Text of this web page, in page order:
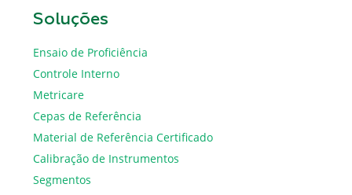
Soluções
Ensaio de Proficiência
Controle Interno
Metricare
Cepas de Referência
Material de Referência Certificado
Calibração de Instrumentos
Segmentos